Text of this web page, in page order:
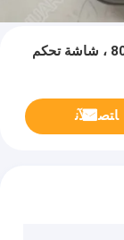
ﺎﺘﺼﻟ ﺍﻶﻧ